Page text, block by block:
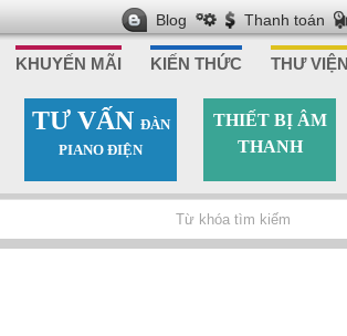
Blog Thanh toán
KHUYẾN MÃI KIẾN THỨC THƯ VIỆN
TƯ VẤN ÐÀN
PIANO ÐIỆN
THIẾT BỊ ÂM
THANH